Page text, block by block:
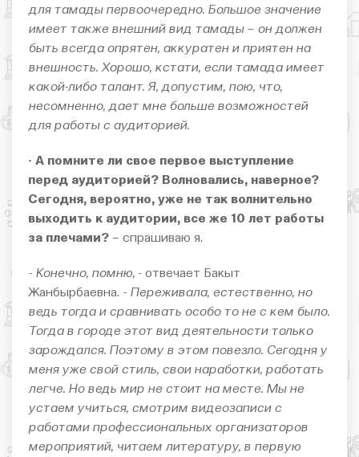
для тамады первоочередно. Большое значение
имеет также внешний вид тамады – он должен
быть всегда опрятен, аккуратен и приятен на
внешность. Хорошо, кстати, если тамада имеет
какой-либо талант. Я, допустим, пою, что,
несомненно, дает мне больше возможностей
для работы с аудиторией.
- А помните ли свое первое выступление
перед аудиторией? Волновались, наверное?
Сегодня, вероятно, уже не так волнительно
выходить к аудитории, все же 10 лет работы
за плечами? – спрашиваю я.
- Конечно, помню, - отвечает Бакыт
Жанбырбаевна. - Переживала, естественно, но
ведь тогда и сравнивать особо то не с кем было.
Тогда в городе этот вид деятельности только
зарождался. Поэтому в этом повезло. Сегодня у
меня уже свой стиль, свои наработки, работать
легче. Но ведь мир не стоит на месте. Мы не
устаем учиться, смотрим видеозаписи с
работами профессиональных организаторов
мероприятий, читаем литературу, в первую